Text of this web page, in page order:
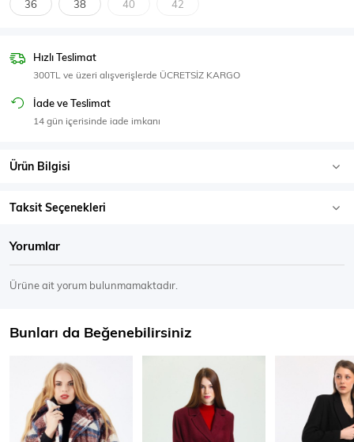
Eşofman Üstü
36 38 40 42
Hızlı Teslimat
300TL ve üzeri alışverişlerde ÜCRETSİZ KARGO
İade ve Teslimat
14 gün içerisinde iade imkanı
Ürün Bilgisi
Taksit Seçenekleri
Yorumlar
Ürüne ait yorum bulunmamaktadır.
Bunları da Beğenebilirsiniz